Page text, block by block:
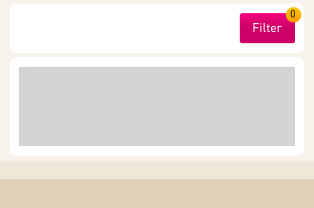
Filter
0